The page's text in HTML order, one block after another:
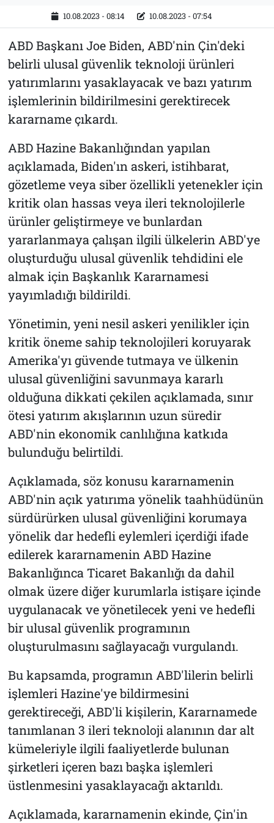
10.08.2023 - 08:14 10.08.2023 - 07:54
ABD Başkanı Joe Biden, ABD'nin Çin'deki
belirli ulusal güvenlik teknoloji ürünleri
yatırımlarını yasaklayacak ve bazı yatırım
işlemlerinin bildirilmesini gerektirecek
kararname çıkardı.
ABD Hazine Bakanlığından yapılan
açıklamada, Biden'ın askeri, istihbarat,
gözetleme veya siber özellikli yetenekler için
kritik olan hassas veya ileri teknolojilerle
ürünler geliştirmeye ve bunlardan
yararlanmaya çalışan ilgili ülkelerin ABD'ye
oluşturduğu ulusal güvenlik tehdidini ele
almak için Başkanlık Kararnamesi
yayımladığı bildirildi.
Yönetimin, yeni nesil askeri yenilikler için
kritik öneme sahip teknolojileri koruyarak
Amerika'yı güvende tutmaya ve ülkenin
ulusal güvenliğini savunmaya kararlı
olduğuna dikkati çekilen açıklamada, sınır
ötesi yatırım akışlarının uzun süredir
ABD'nin ekonomik canlılığına katkıda
bulunduğu belirtildi.
Açıklamada, söz konusu kararnamenin
ABD'nin açık yatırıma yönelik taahhüdünün
sürdürürken ulusal güvenliğini korumaya
yönelik dar hedefli eylemleri içerdiği ifade
edilerek kararnamenin ABD Hazine
Bakanlığınca Ticaret Bakanlığı da dahil
olmak üzere diğer kurumlarla istişare içinde
uygulanacak ve yönetilecek yeni ve hedefli
bir ulusal güvenlik programının
oluşturulmasını sağlayacağı vurgulandı.
Bu kapsamda, programın ABD'lilerin belirli
işlemleri Hazine'ye bildirmesini
gerektireceği, ABD'li kişilerin, Kararnamede
tanımlanan 3 ileri teknoloji alanının dar alt
kümeleriyle ilgili faaliyetlerde bulunan
şirketleri içeren bazı başka işlemleri
üstlenmesini yasaklayacağı aktarıldı.
Açıklamada, kararnamenin ekinde, Çin'in